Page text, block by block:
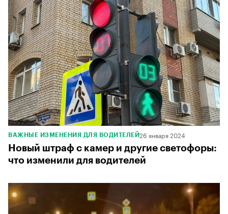
ВАЖНЫЕ ИЗМЕНЕНИЯ ДЛЯ ВОДИТЕЛЕЙ26 января 2024
Новый штраф с камер и другие светофоры:
что изменили для водителей